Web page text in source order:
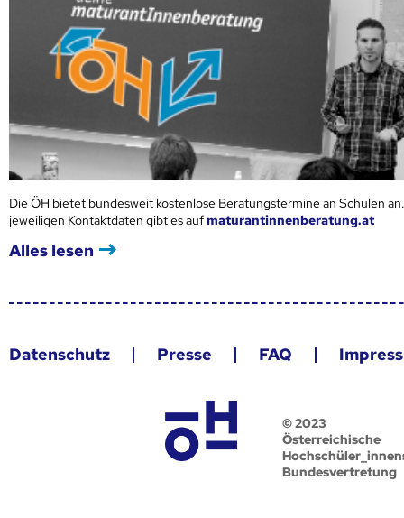
Die ÖH bietet bundesweit kostenlose Beratungstermine an Schulen
jeweiligen Kontaktdaten gibt es aufmaturantinnenberatung.at
Alles lesen
Datenschutz Presse FAQ
© 2023
Österreichische
Bundesvertretung